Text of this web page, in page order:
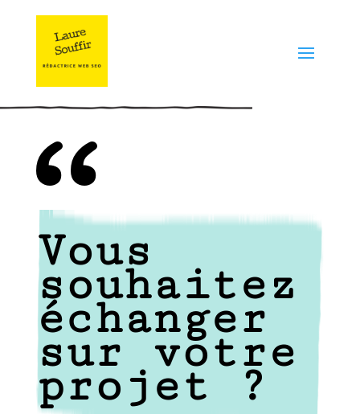
Vous
souhaitez
échanger
sur votre
projet ?